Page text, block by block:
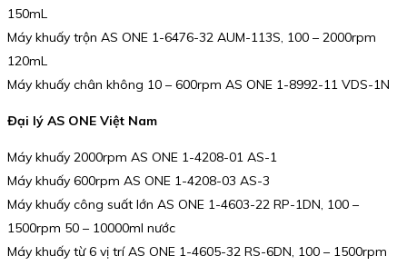
150mL
Máy khuấy trộn AS ONE 1-6476-32 AUM-113S, 100 – 2000rpm
120mL
Máy khuấy chân không 10 – 600rpm AS ONE 1-8992-11 VDS-1N
Đại lý AS ONE Việt Nam
Máy khuấy 2000rpm AS ONE 1-4208-01 AS-1
Máy khuấy 600rpm AS ONE 1-4208-03 AS-3
Máy khuấy công suất lớn AS ONE 1-4603-22 RP-1DN, 100 –
1500rpm 50 – 10000ml nước
Máy khuấy từ 6 vị trí AS ONE 1-4605-32 RS-6DN, 100 – 1500rpm